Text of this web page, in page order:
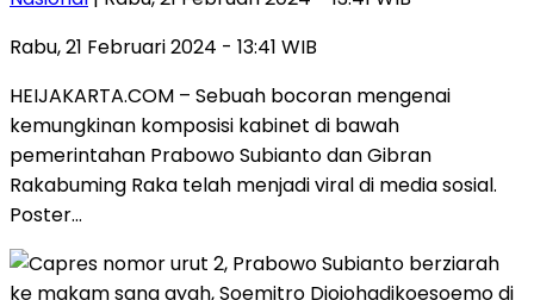
Rabu, 21 Februari 2024 - 13:41 WIB
HEIJAKARTA.COM – Sebuah bocoran mengenai
kemungkinan komposisi kabinet di bawah
pemerintahan Prabowo Subianto dan Gibran
Rakabuming Raka telah menjadi viral di media sosial.
Poster…